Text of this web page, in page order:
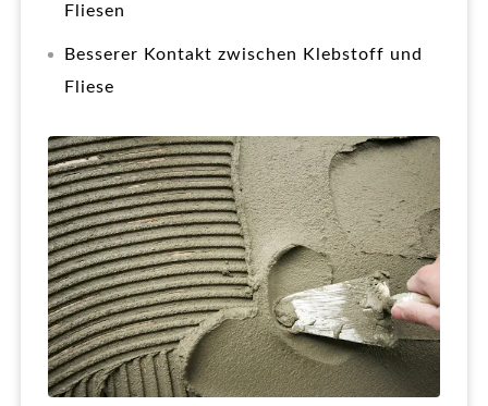
Fliesen
Besserer Kontakt zwischen Klebstoff und
Fliese